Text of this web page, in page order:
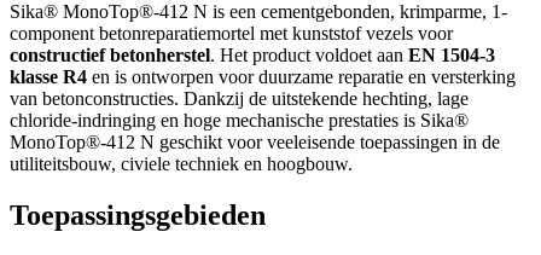
Sika® MonoTop®-412 N is een cementgebonden, krimparme, 1-
component betonreparatiemortel met kunststof vezels voor
constructief betonherstel. Het product voldoet aan EN 1504-3
klasse R4 en is ontworpen voor duurzame reparatie en versterking
van betonconstructies. Dankzij de uitstekende hechting, lage
chloride-indringing en hoge mechanische prestaties is Sika®
MonoTop®-412 N geschikt voor veeleisende toepassingen in de
utiliteitsbouw, civiele techniek en hoogbouw.
Toepassingsgebieden